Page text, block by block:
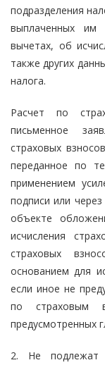
подразделения
выплаченных им
вычетах, об
также других
налога.
Расчет по
письменное
страховых
переданное по
применением
подписи или
объекте
исчисления
страховых
основанием для
если иное не
по страховым
предусмотренных
2. Не подлежат